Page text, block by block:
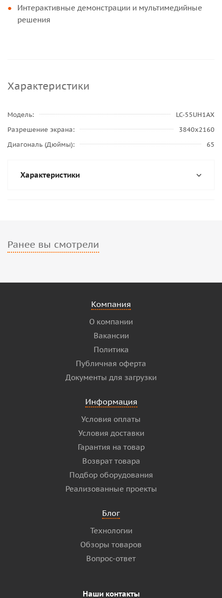
Интерактивные демонстрации и мультимедийные
решения
Характеристики
Модель
LC-55UH1AX
Разрешение экрана
3840x2160
Диагональ (Дюймы)
65
Характеристики
Ранее вы смотрели
Компания
О компании
Вакансии
Политика
Публичная оферта
Документы для загрузки
Информация
Условия оплаты
Условия доставки
Гарантия на товар
Возврат товара
Подбор оборудования
Реализованные проекты
Блог
Технологии
Обзоры товаров
Вопрос-ответ
Наши контакты